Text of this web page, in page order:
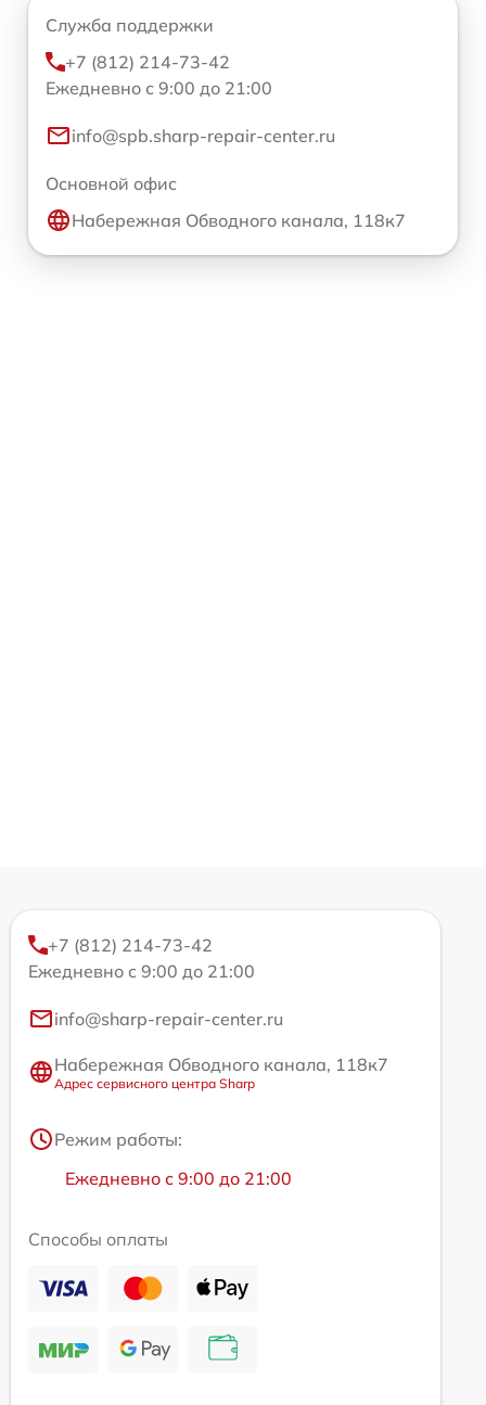
Служба поддержки
+7 (812) 214-73-42
Ежедневно с 9:00 до 21:00
info@spb.sharp-repair-center.ru
Основной офис
Набережная Обводного канала, 118к7
+7 (812) 214-73-42
Ежедневно с 9:00 до 21:00
info@sharp-repair-center.ru
Набережная Обводного канала, 118к7
Адрес сервисного центра Sharp
Режим работы:
Ежедневно с 9:00 до 21:00
Способы оплаты